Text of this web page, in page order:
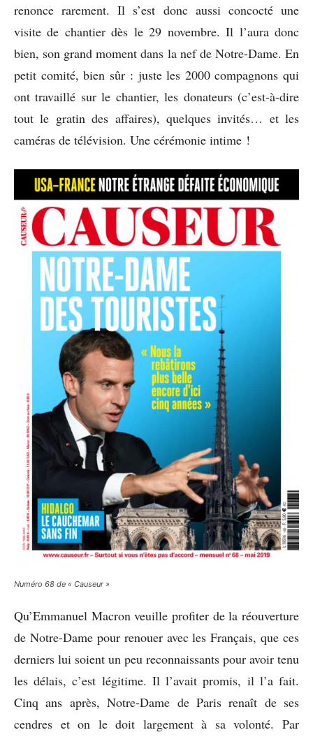
renonce rarement. Il s’est donc aussi concocté une
visite de chantier dès le 29 novembre. Il l’aura donc
bien, son grand moment dans la nef de Notre-Dame. En
petit comité, bien sûr : juste les 2000 compagnons qui
ont travaillé sur le chantier, les donateurs (c’est-à-dire
tout le gratin des affaires), quelques invités… et les
caméras de télévision. Une cérémonie intime !
Numéro 68 de « Causeur »
Qu’Emmanuel Macron veuille profiter de la réouverture
de Notre-Dame pour renouer avec les Français, que ces
derniers lui soient un peu reconnaissants pour avoir tenu
les délais, c’est légitime. Il l’avait promis, il l’a fait.
Cinq ans après, Notre-Dame de Paris renaît de ses
cendres et on le doit largement à sa volonté. Par